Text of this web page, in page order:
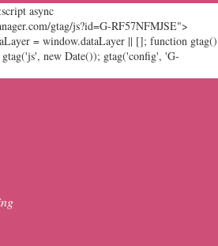
async
gtag/js?id=G-RF57NFMJSE">
= window.dataLayer || []; function gtag()
new Date()); gtag('config', 'G-